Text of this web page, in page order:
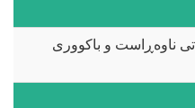
ناوەڕاست و باکووری